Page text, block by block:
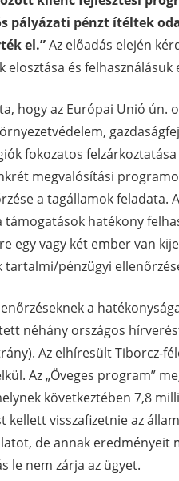
pénzt ítéltek oda
el.”Az előadás elején
és felhasználásuk
hogy az Európai Unió ún.
fokozatos
megvalósítási
a tagállamok feladata.
hatékony
egy vagy két ember van
tartalmi/pénzügyi
a
néhány országos
Az elhíresült Tiborcz-
Az „Öveges program”
következtében 7,8
visszafizetnie az
de annak
le nem zárja az ügyet.